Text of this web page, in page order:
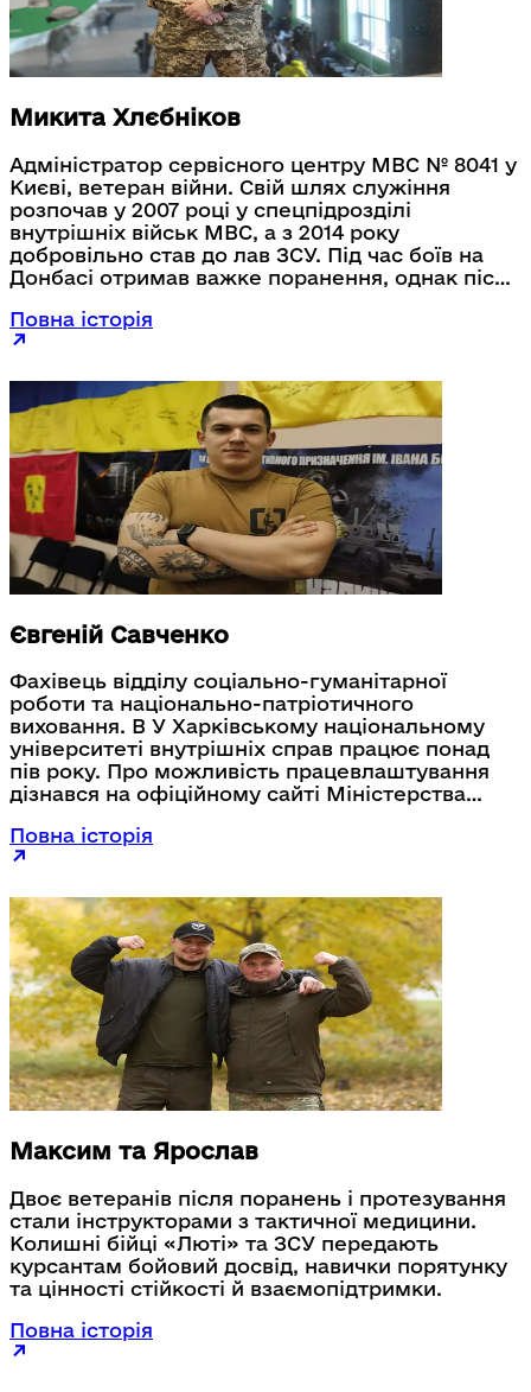
Микита Хлєбніков
Адміністратор сервісного центру МВС № 8041 у
Києві, ветеран війни. Свій шлях служіння
розпочав у 2007 році у спецпідрозділі
внутрішніх військ МВС, а з 2014 року
добровільно став до лав ЗСУ. Під час боїв на
Донбасі отримав важке поранення, однак після
долучився до оборони України. Нині, попри
наслідки поранень і хворобу, продовжує
Повна історія
Євгеній Савченко
Фахівець відділу соціально-гуманітарної
роботи та національно-патріотичного
виховання. В У Харківському національному
університеті внутрішніх справ працює понад
пів року. Про можливість працевлаштування
дізнався на офіційному сайті Міністерства
поштовхом стала порада побратима, який уже
працював в університеті. До роботи в
28-ї окремої механізованої бригади Збройних
сил України.
Повна історія
Максим та Ярослав
Двоє ветеранів після поранень і протезування
стали інструкторами з тактичної медицини.
Колишні бійці «Люті» та ЗСУ передають
курсантам бойовий досвід, навички порятунку
та цінності стійкості й взаємопідтримки.
Повна історія